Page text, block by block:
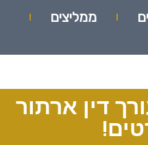
ממליצים
דין ארתור